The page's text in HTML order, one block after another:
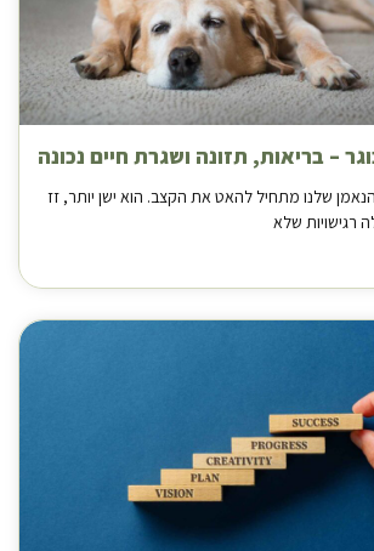
– בריאות, תזונה ושגרת חיים נכונה
שלנו מתחיל להאט את הקצב. הוא ישן יותר, זז
רגישויות שלא